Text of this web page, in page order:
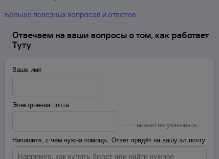
Больше полезных вопросов и ответов
Отвечаем на ваши вопросы о том, как работает
Туту
Ваше имя
Электронная почта
можно не указывать
Напишите, с чем нужна помощь. Ответ придёт на вашу эл.почту